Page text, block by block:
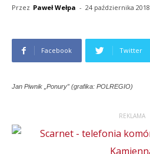
Przez Paweł Wełpa - 24 października 2018
Facebook Twitter
Jan Piwnik „Ponury” (grafika: POLREGIO)
REKLAMA